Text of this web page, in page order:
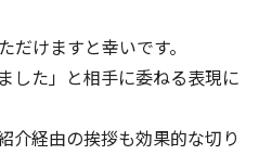
けますと幸いです。
した」と相手に委ねる表現に
介経由の挨拶も効果的な切り